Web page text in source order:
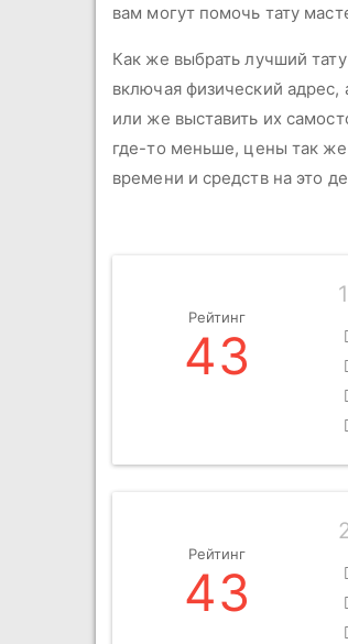
вам могут помочь тату
Как же выбрать лучший
включая физический
или же выставить их
где-то меньше, цены так же
времени и средств на это
Рейтинг
43
Рейтинг
43